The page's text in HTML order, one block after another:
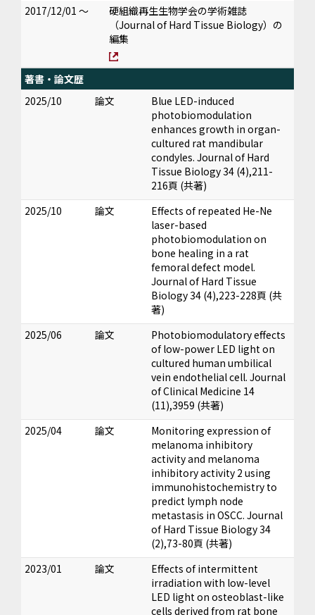
2017/12/01 ～
硬組織再生生物学会の学術雑誌
（Journal of Hard Tissue Biology）の
編集
著書・論文歴
2025/10
論文
Blue LED-induced
photobiomodulation
enhances growth in organ-
cultured rat mandibular
condyles. Journal of Hard
Tissue Biology 34 (4),211-
216頁 (共著)
2025/10
論文
Effects of repeated He-Ne
laser-based
photobiomodulation on
bone healing in a rat
femoral defect model.
Journal of Hard Tissue
Biology 34 (4),223-228頁 (共
著)
2025/06
論文
Photobiomodulatory effects
of low-power LED light on
cultured human umbilical
vein endothelial cell. Journal
of Clinical Medicine 14
(11),3959 (共著)
2025/04
論文
Monitoring expression of
melanoma inhibitory
activity and melanoma
inhibitory activity 2 using
immunohistochemistry to
predict lymph node
metastasis in OSCC. Journal
of Hard Tissue Biology 34
(2),73-80頁 (共著)
2023/01
論文
Effects of intermittent
irradiation with low-level
LED light on osteoblast-like
cells derived from rat bone